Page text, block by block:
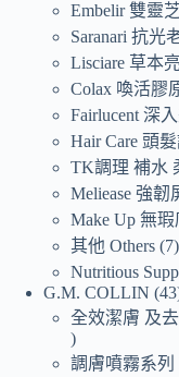
Embelir 雙靈
Saranari 抗光
Lisciare 草本
Colax 喚活膠
Fairlucent 深
Hair Care 頭
TK調理 補水
Meliease 強韌
Make Up 無瑕
其他 Others 7
Nutritious
G.M. COLLIN 43
全效潔膚 及去
調膚噴霧系列